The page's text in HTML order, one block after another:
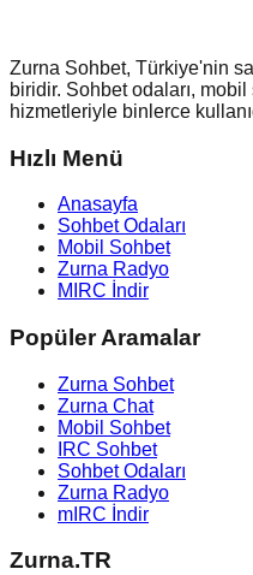
Zurna Sohbet, Türkiye'nin
biridir. Sohbet odaları,
hizmetleriyle binlerce
Hızlı Menü
Anasayfa
Sohbet Odaları
Mobil Sohbet
Zurna Radyo
MIRC İndir
Popüler Aramalar
Zurna Sohbet
Zurna Chat
Mobil Sohbet
IRC Sohbet
Sohbet Odaları
Zurna Radyo
mIRC İndir
Zurna.TR